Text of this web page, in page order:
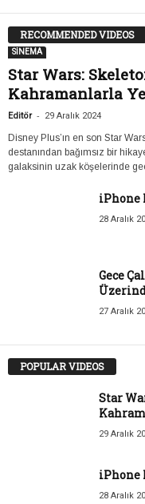
RECOMMENDED VIDEOS
SİNEMA
Star Wars:
Kahramanlarla
Editör - 29 Aralık 2024
Disney Plus’ın en son Star
destanından bağımsız bir
galaksinin uzak köşelerinde
iPhone
28 Aralık
Gece
27 Aralık
POPULAR VIDEOS
Star
29 Aralık
iPhone
28 Aralık